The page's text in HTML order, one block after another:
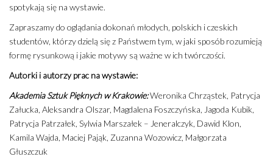
spotykają się na wystawie.
Zapraszamy do oglądania dokonań młodych, polskich i czeskich
studentów, którzy dzielą się z Państwem tym, w jaki sposób rozumieją
formę rysunkową i jakie motywy są ważne w ich twórczości.
Autorki i autorzy prac na wystawie:
Akademia Sztuk Pięknych w Krakowie:Weronika Chrząstek, Patrycja
Załucka, Aleksandra Olszar, Magdalena Foszczyńska, Jagoda Kubik,
Patrycja Patrzałek, Sylwia Marszałek – Jeneralczyk, Dawid Klon,
Kamila Wajda, Maciej Pająk, Zuzanna Wozowicz, Małgorzata
Głuszczuk